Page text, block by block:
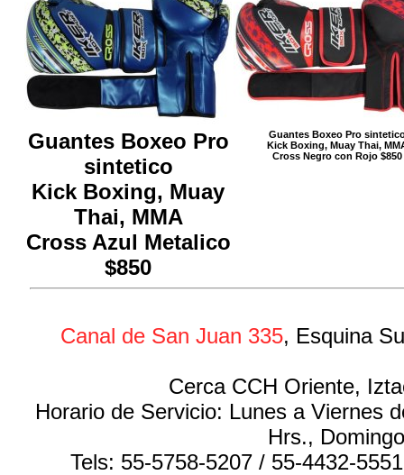
Guantes Boxeo Pro
sintetico
Kick Boxing, Muay
Thai, MMA
Cross Azul Metalico
$850
Guantes Boxeo Pro
Kick Boxing, Muay Thai,
Cross Negro con Rojo $850
Canal de San Juan 335, Esquina
Cerca CCH Oriente,
Horario de Servicio: Lunes a Viernes
Hrs.,
Tels: 55-5758-5207 / 55-4432-